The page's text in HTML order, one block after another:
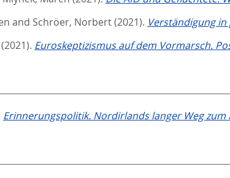
and Schröer, Norbert(2021). Verständigung
(2021). Euroskeptizismus auf dem Vormarsch.
Erinnerungspolitik. Nordirlands langer Weg zum